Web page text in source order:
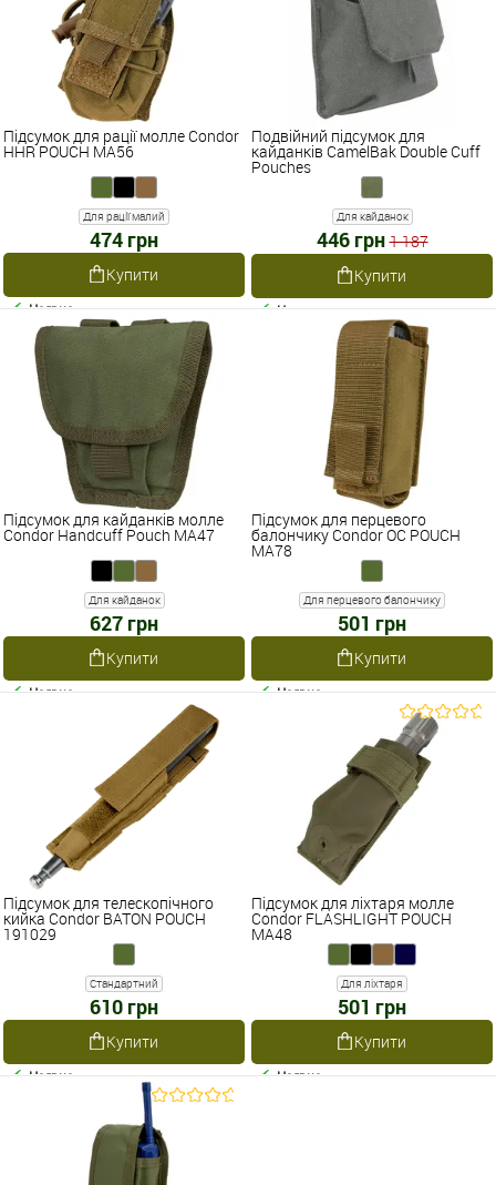
Підсумок для рації молле Condor
HHR POUCH MA56
Для рації малий
474 грн
Купити
Наявне
Подвійний підсумок для
кайданків CamelBak Double Cuff
Pouches
Для кайданок
446 грн 1 187
Купити
Наявне
Підсумок для кайданків молле
Condor Handcuff Pouch MA47
Для кайданок
627 грн
Купити
Наявне
Підсумок для перцевого
балончику Condor OC POUCH
MA78
Для перцевого балончику
501 грн
Купити
Наявне
Підсумок для телескопічного
кийка Condor BATON POUCH
191029
Стандартний
610 грн
Купити
Наявне
Підсумок для ліхтаря молле
Condor FLASHLIGHT POUCH
MA48
Для ліхтаря
501 грн
Купити
Наявне